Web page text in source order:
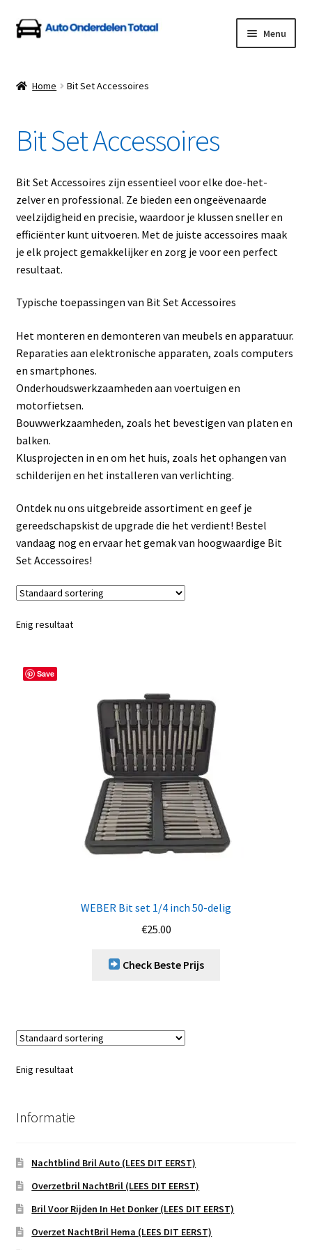
Ga
door
navigatie
Ga
naar
inhoud
Menu
Auto Onderdelen Shop
Betalen en Verzenden
Blog
Contact
My account
Over Ons
Overzicht
Privacybeleid
Retourbeleid
Videos
Winkelwagen
Home Bit Set Accessoires
Bit Set Accessoires
Bit Set Accessoires zijn essentieel voor elke doe-het-
zelver en professional. Ze bieden een ongeëvenaarde
veelzijdigheid en precisie, waardoor je klussen sneller en
efficiënter kunt uitvoeren. Met de juiste accessoires maak
je elk project gemakkelijker en zorg je voor een perfect
resultaat.
Typische toepassingen van Bit Set Accessoires
Het monteren en demonteren van meubels en apparatuur.
Reparaties aan elektronische apparaten, zoals computers
en smartphones.
Onderhoudswerkzaamheden aan voertuigen en
motorfietsen.
Bouwwerkzaamheden, zoals het bevestigen van platen en
balken.
Klusprojecten in en om het huis, zoals het ophangen van
schilderijen en het installeren van verlichting.
Ontdek nu ons uitgebreide assortiment en geef je
gereedschapskist de upgrade die het verdient! Bestel
vandaag nog en ervaar het gemak van hoogwaardige Bit
Set Accessoires!
Enig resultaat
Save
WEBER Bit set 1/4 inch 50-delig
€25.00
Check Beste Prijs
Enig resultaat
Informatie
Nachtblind Bril Auto (LEES DIT EERST)
Overzetbril NachtBril (LEES DIT EERST)
Bril Voor Rijden In Het Donker (LEES DIT EERST)
Overzet NachtBril Hema (LEES DIT EERST)